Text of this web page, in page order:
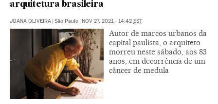
arquitetura brasileira
JOANA OLIVEIRA São Paulo NOV 27, 2021 - 14:42 EST
Autor de marcos urbanos da
capital paulista, o arquiteto
morreu neste sábado, aos 83
anos, em decorrência de um
câncer de medula